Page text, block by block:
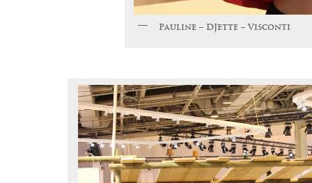
Pauline – DJette – Visconti